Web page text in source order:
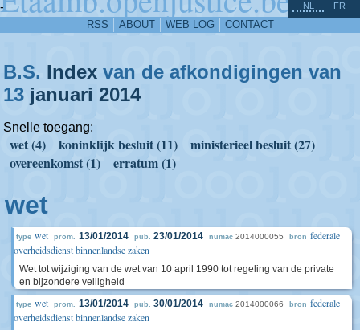
-
RSS ABOUT WEB LOG CONTACT
NL FR
B.S. Index van de afkondigingen van
13 januari 2014
Snelle toegang:
wet (4) koninklijk besluit (11)
ministerieel besluit (27)
overeenkomst (1)
erratum (1)
wet
type wet prom. 13/01/2014 pub. 23/01/2014 numac 2014000055 bron federale
overheidsdienst binnenlandse zaken
Wet tot wijziging van de wet van 10 april 1990 tot regeling van de private
en bijzondere veiligheid
type wet prom. 13/01/2014 pub. 30/01/2014 numac 2014000066 bron federale
overheidsdienst binnenlandse zaken
^